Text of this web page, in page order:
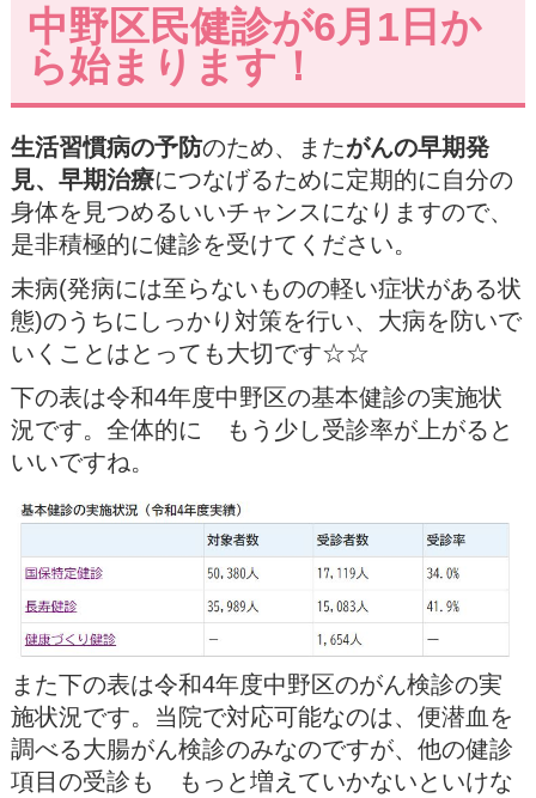
中野区民健診が6月1日か
ら始まります！
生活習慣病の予防のため、またがんの早期発
見、早期治療につなげるために定期的に自分の
身体を見つめるいいチャンスになりますので、
是非積極的に健診を受けてください。
未病(発病には至らないものの軽い症状がある状
態)のうちにしっかり対策を行い、大病を防いで
いくことはとっても大切です☆☆
下の表は令和4年度中野区の基本健診の実施状
況です。全体的に もう少し受診率が上がると
いいですね。
また下の表は令和4年度中野区のがん検診の実
施状況です。当院で対応可能なのは、便潜血を
調べる大腸がん検診のみなのですが、他の健診
項目の受診も もっと増えていかないといけな